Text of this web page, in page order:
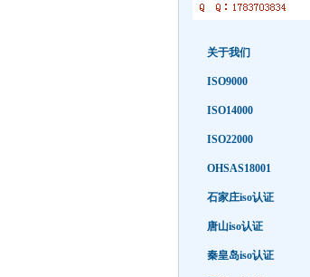
关于我们
ISO9000
ISO14000
ISO22000
OHSAS18001
石家庄iso认证
唐山iso认证
秦皇岛iso认证